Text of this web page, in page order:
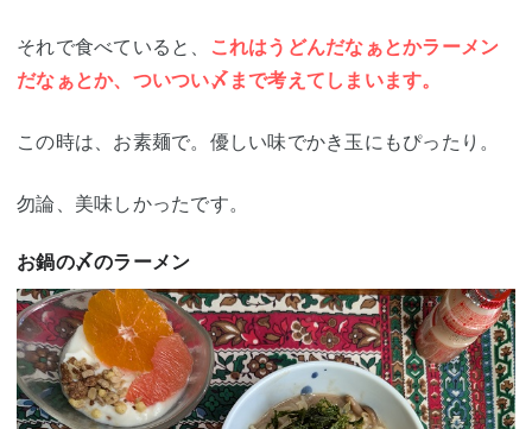
それで食べていると、
これはうどんだなぁとかラーメン
だなぁとか、ついつい〆まで考えてしまいます。
この時は、お素麺で。優しい味でかき玉にもぴったり。
勿論、美味しかったです。
お鍋の〆のラーメン